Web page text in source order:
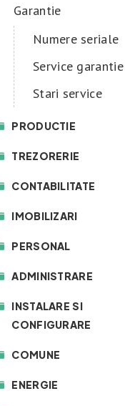
Garantie
Numere seriale
Service garantie
Stari service
PRODUCTIE
TREZORERIE
CONTABILITATE
IMOBILIZARI
PERSONAL
ADMINISTRARE
INSTALARE SI
CONFIGURARE
COMUNE
ENERGIE